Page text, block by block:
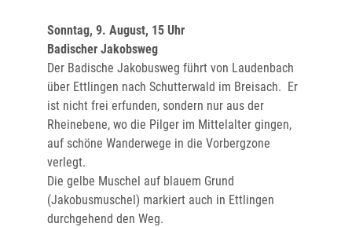
Sonntag, 9. August, 15 Uhr
Badischer Jakobsweg
Der Badische Jakobusweg führt von Laudenbach
über Ettlingen nach Schutterwald im Breisach. Er
ist nicht frei erfunden, sondern nur aus der
Rheinebene, wo die Pilger im Mittelalter gingen,
auf schöne Wanderwege in die Vorbergzone
verlegt.
Die gelbe Muschel auf blauem Grund
(Jakobusmuschel) markiert auch in Ettlingen
durchgehend den Weg.